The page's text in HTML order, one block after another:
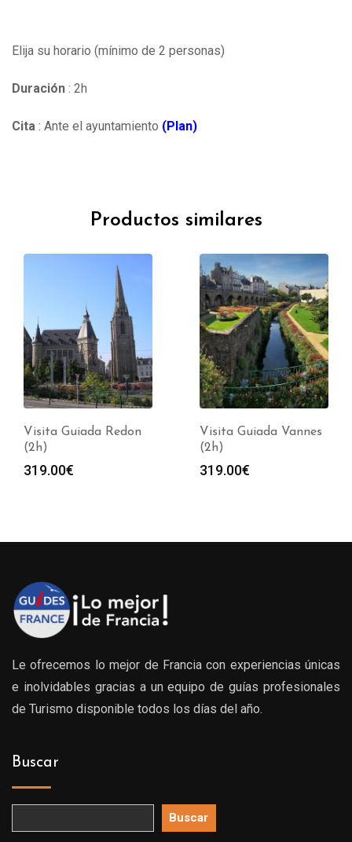
Elija su horario (mínimo de 2 personas)
Duración : 2h
Cita : Ante el ayuntamiento (Plan)
Productos similares
Visita Guiada Redon
(2h)
319.00€
Visita Guiada Vannes
(2h)
319.00€
Le ofrecemos lo mejor de Francia con experiencias únicas
e inolvidables gracias a un equipo de guías profesionales
de Turismo disponible todos los días del año.
Buscar
Buscar